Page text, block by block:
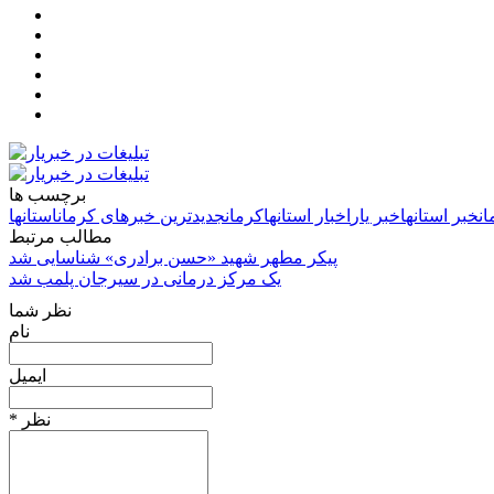
برچسب ها
خبر استانهاخبر یار اخبار استانهاکرمانجدیدترین خبرهای کرماناستانها
مطالب مرتبط
پیکر مطهر شهید «حسن برادری» شناسایی شد
یک مرکز درمانی در سیرجان پلمب شد
نظر شما
نام
ایمیل
* نظر